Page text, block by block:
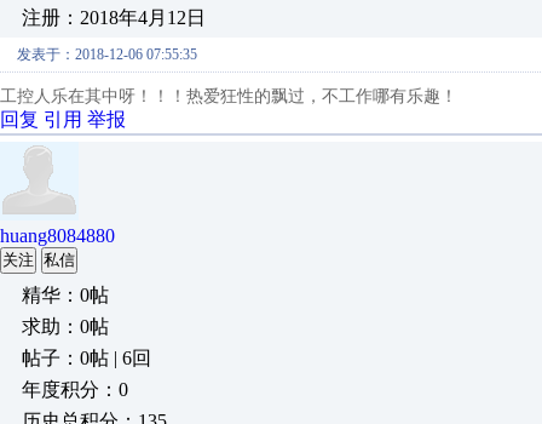
注册：2018年4月12日
发表于：2018-12-06 07:55:35
工控人乐在其中呀！！！热爱狂性的飘过，不工作哪有乐趣！
回复 引用 举报
huang8084880
关注 私信
精华：0帖
求助：0帖
帖子：0帖 | 6回
年度积分：0